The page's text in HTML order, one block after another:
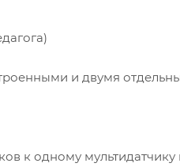
и двумя
к одному